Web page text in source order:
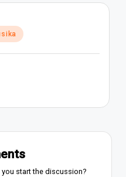
you start the discussion?